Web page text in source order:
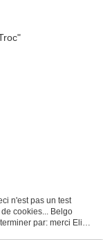
n'est pas un test
cookies... Belgo
par: merci Elisa